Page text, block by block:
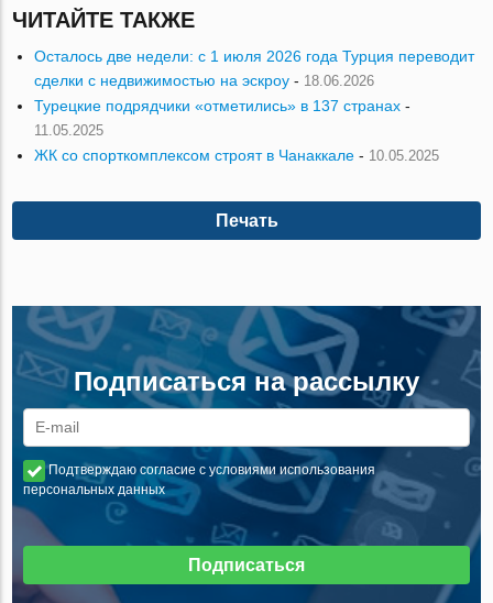
ЧИТАЙТЕ ТАКЖЕ
Осталось две недели: с 1 июля 2026 года Турция переводит
сделки с недвижимостью на эскроу - 18.06.2026
Турецкие подрядчики «отметились» в 137 странах -
11.05.2025
ЖК со спорткомплексом строят в Чанаккале - 10.05.2025
Печать
Подписаться на рассылку
Подтверждаю согласие с условиями использования
персональных данных
Подписаться